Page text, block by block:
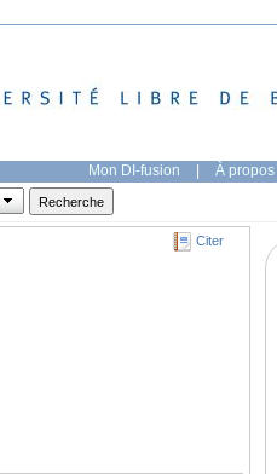
Mon DI-fusion | À
Citer